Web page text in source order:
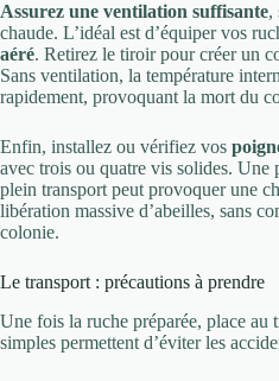
Assurez une ventilation suffisante,
chaude. L’idéal est d’équiper vos
aéré. Retirez le tiroir pour créer un
Sans ventilation, la température
rapidement, provoquant la mort du
Enfin, installez ou vérifiez vos
avec trois ou quatre vis solides. Une
plein transport peut provoquer une
libération massive d’abeilles, sans
colonie.
Le transport : précautions à prendre
Une fois la ruche préparée, place au
simples permettent d’éviter les